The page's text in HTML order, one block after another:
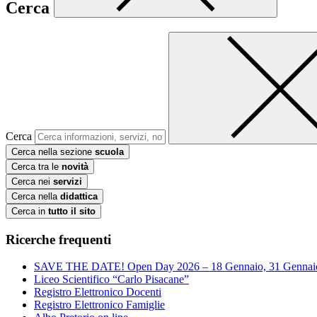
Cerca
Cerca
Cerca nella sezione scuola
Cerca tra le novità
Cerca nei servizi
Cerca nella didattica
Cerca in tutto il sito
Ricerche frequenti
SAVE THE DATE! Open Day 2026 – 18 Gennaio, 31
Liceo Scientifico “Carlo Pisacane”
Registro Elettronico Docenti
Registro Elettronico Famiglie